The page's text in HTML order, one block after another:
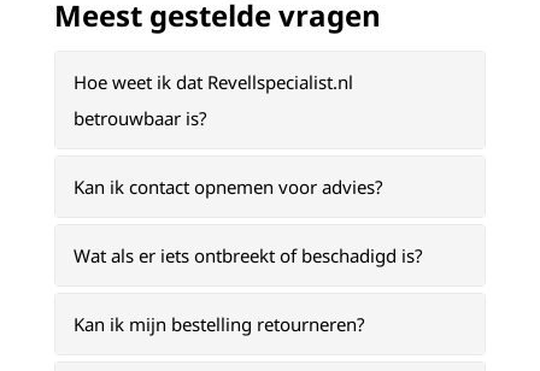
Meest gestelde vragen
Hoe weet ik dat Revellspecialist.nl
betrouwbaar is?
Kan ik contact opnemen voor advies?
Wat als er iets ontbreekt of beschadigd is?
Kan ik mijn bestelling retourneren?